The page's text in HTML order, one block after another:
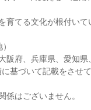
育てる文化が根付いて
阪府、兵庫県、愛知
基づいて記載をさせ
係はございません。